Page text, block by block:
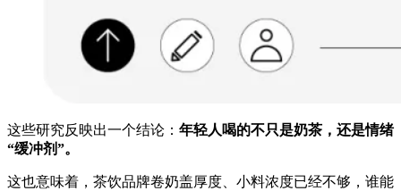
这些研究反映出一个结论： 年轻人喝的不只是奶茶，还是情绪
“缓冲剂”。
这也意味着，茶饮品牌卷奶盖厚度、小料浓度已经不够，谁能